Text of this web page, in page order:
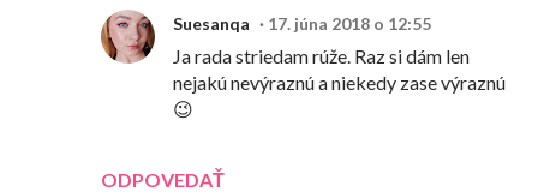
ODPOVEDAŤ
Suesanqa 17. júna 2018 o 12:55
Ja rada striedam rúže. Raz si dám len
nejakú nevýraznú a niekedy zase výraznú
😉